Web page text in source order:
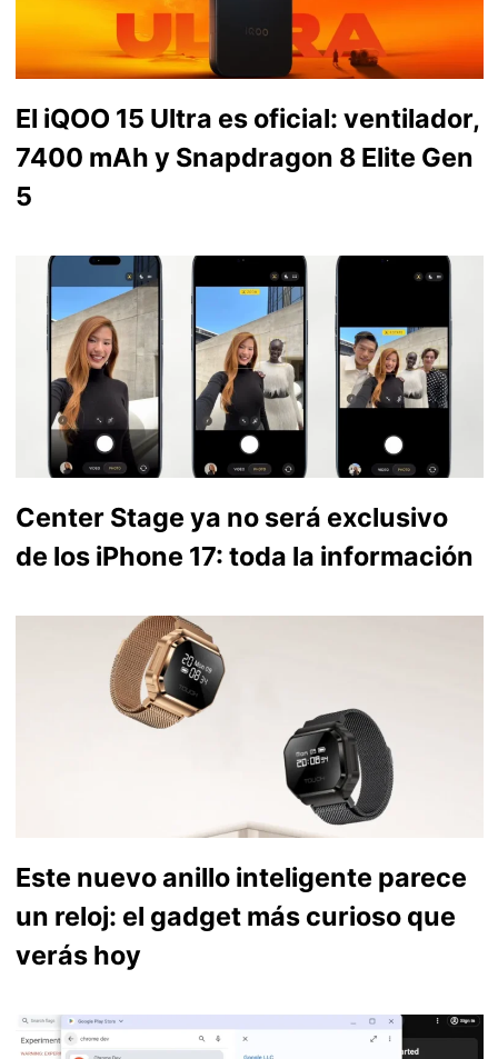
El iQOO 15 Ultra es oficial: ventilador,
7400 mAh y Snapdragon 8 Elite Gen
5
Center Stage ya no será exclusivo
de los iPhone 17: toda la información
Este nuevo anillo inteligente parece
un reloj: el gadget más curioso que
verás hoy